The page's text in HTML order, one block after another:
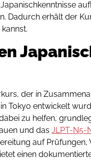
Dadurch erhält der
der in
Tokyo entwickelt
zu helfen,
und dasJLPT-N5-
auf
einen